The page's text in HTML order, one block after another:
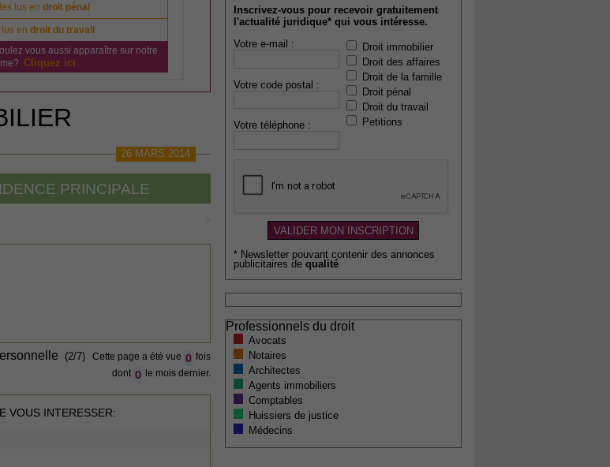
lus en droit pénal
en droit du travail
vous aussi apparaître sur notre
Cliquez ici
26 MARS 2014
PRINCIPALE
(2/7) Cette page a été vue 0 fois
dont 0 le mois dernier.
VOUS INTERESSER:
Inscrivez-vous pour recevoir gratuitement
l'actualité juridique* qui vous intéresse.
Votre e-mail :
Votre code postal :
Votre téléphone :
Droit immobilier
Droit des affaires
Droit de la famille
Droit pénal
Droit du travail
Petitions
* Newsletter pouvant contenir des annonces
publicitaires de qualité
Professionnels du droit
Avocats
Notaires
Architectes
Agents immobiliers
Comptables
Huissiers de justice
Médecins